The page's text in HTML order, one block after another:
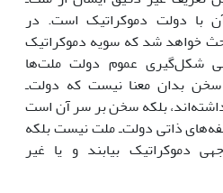
با دولت دموکراتیک است. در
خواهد شد که سویه دموکراتیک
شکل‌گیرى عموم دولت ملت‌ها
سخن بدان معنا نیست که دولت‌ـ
بلکه سخن بر سر آن است
ذاتى دولت‌ـ ملت نیست بلکه
دموکراتیک بیابند و یا غیر